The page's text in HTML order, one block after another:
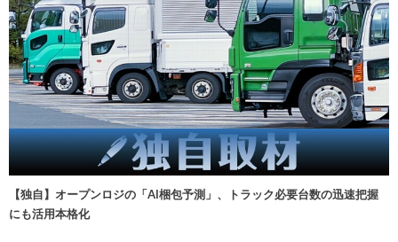
【独自】オープンロジの「AI梱包予測」、トラック必要台数の迅速把握
にも活用本格化